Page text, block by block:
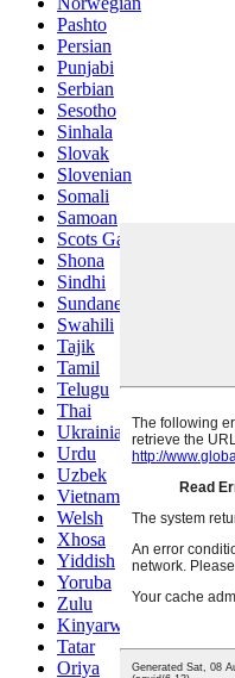
Pashto
Persian
Punjabi
Serbian
Sesotho
Sinhala
Slovak
Slovenian
Somali
Samoan
Scots Gaelic
Shona
Sindhi
Sundanese
Swahili
Tajik
Tamil
Telugu
Thai
Ukrainian
Urdu
Uzbek
Vietnamese
Welsh
Xhosa
Yiddish
Yoruba
Zulu
Kinyarwanda
Tatar
Oriya